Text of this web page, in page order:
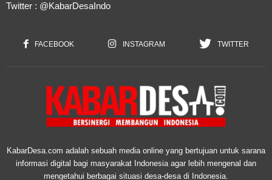
Twitter : @KabarDesaIndo
FACEBOOK INSTAGRAM TWITTER
KabarDesa.com adalah sebuah media online yang bertujuan untuk sarana
informasi digital bagi masyarakat Indonesia agar lebih mengenal dan
mengetahui berbagai situasi desa-desa di Indonesia.